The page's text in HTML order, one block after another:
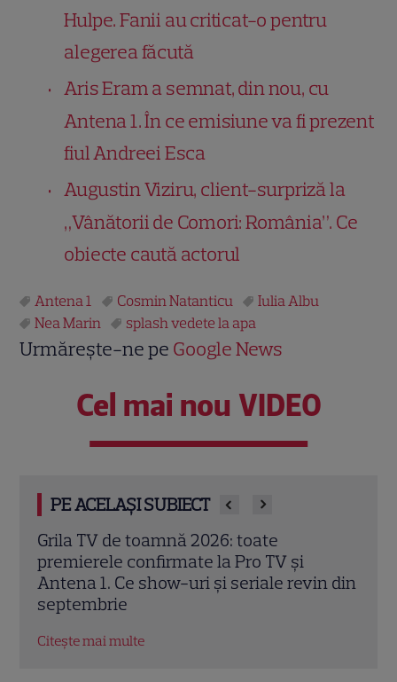
Hulpe. Fanii au criticat-o pentru
alegerea făcută
Aris Eram a semnat, din nou, cu
Antena 1. În ce emisiune va fi prezent
fiul Andreei Esca
Augustin Viziru, client-surpriză la
„Vânătorii de Comori: România”. Ce
obiecte caută actorul
Antena 1 Cosmin Natanticu
Iulia Albu
Nea Marin
splash vedete la apa
Urmărește-ne pe Google News
Cel mai nou VIDEO
PE ACELAȘI SUBIECT
Trei cupluri revin la „Insula Iubirii –
Reuniuni”. Ce se întâmplă când se
întâlnesc din nou cu Radu Vâlcan
Citește mai multe